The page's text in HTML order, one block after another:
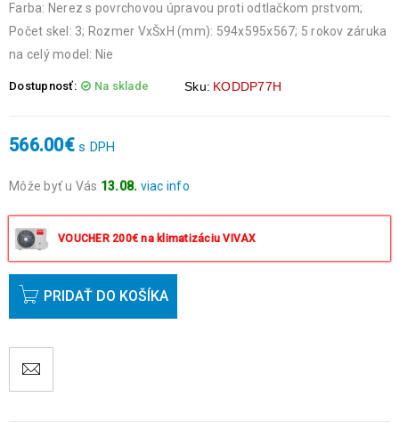
Farba: Nerez s povrchovou úpravou proti odtlačkom prstvom;
Počet skel: 3; Rozmer VxŠxH (mm): 594x595x567; 5 rokov záruka
na celý model: Nie
Dostupnosť: Na sklade Sku: KODDP77H
566.00€ s DPH
Môže byť u Vás 13.08. viac info
okrem víkendov a sviatkov.
VOUCHER 200€ na klimatizáciu VIVAX
PRIDAŤ DO KOŠÍKA